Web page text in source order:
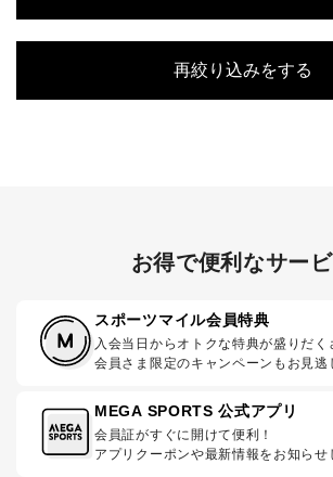
再絞り込みをする
お得で便利なサー
スポーツマイル会員特典
入会当日からオトクな特典が盛りだく
会員さま限定のキャンペーンもお見逃
MEGA SPORTS 公式アプリ
会員証がすぐに開けて便利！
アプリクーポンや最新情報をお知らせ